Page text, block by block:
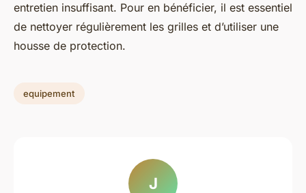
entretien insuffisant. Pour en bénéficier, il est essentiel
de nettoyer régulièrement les grilles et d’utiliser une
housse de protection.
equipement
J